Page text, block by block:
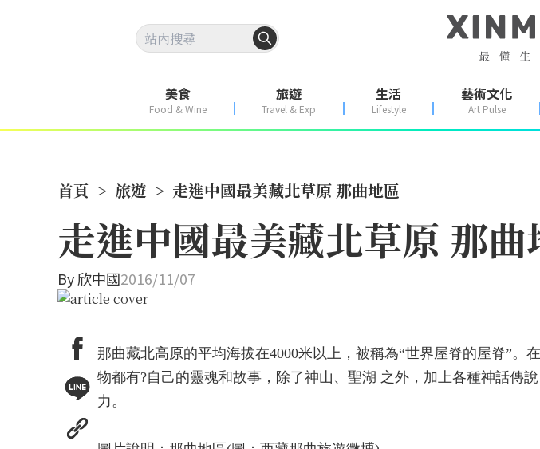
美食
Food & Wine
旅遊
Travel & Exp
生活
Lifestyle
藝術文化
Art Pulse
首頁 > 旅遊 > 走進中國最美藏北草原 那曲地區
走進中國最美藏北草原 那曲
By欣中國2016/11/07
那曲藏北高原的平均海拔在4000米以上，被稱為“世界屋脊的屋脊”。
物都有?自己的靈魂和故事，除了神山、聖湖 之外，加上各種神話傳
力。